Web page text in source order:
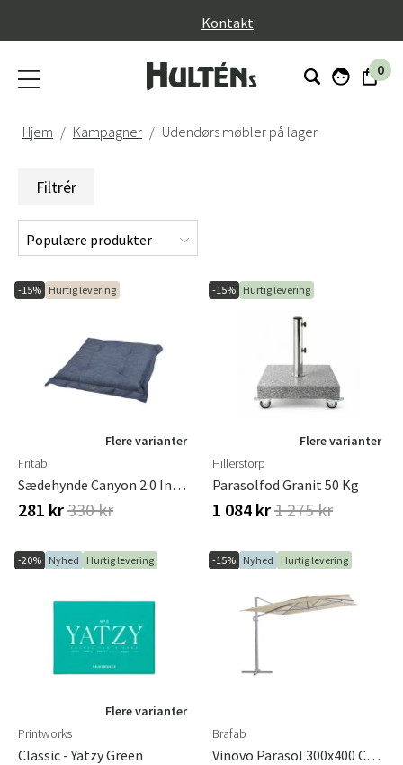
Kontakt
0
Hjem Kampagner Udendørs møbler på lager
Filtrér
-15% Hurtig levering
Flere varianter
Fritab
Sædehynde Canyon 2.0 Indigo
281 kr330 kr
-15% Hurtig levering
Flere varianter
Hillerstorp
Parasolfod Granit 50 Kg
1 084 kr1 275 kr
-20% Nyhed Hurtig levering
Flere varianter
Printworks
Classic - Yatzy Green
-15% Nyhed Hurtig levering
Brafab
Vinovo Parasol 300x400 Cm Light Grey / Khaki